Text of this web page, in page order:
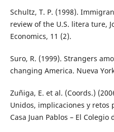
Schultz, T. P. (1998).
review of the U.S. litera ture,
Economics, 11 (2).
Suro, R. (1999). Strangers
changing America. Nueva
Zuñiga, E. et al. (Coords.)
Unidos, implicaciones y retos
Casa Juan Pablos – El Colegio